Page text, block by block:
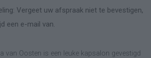
Vergeet uw afspraak niet te bevestigen,
een e-mail van.
van Oosten is een leuke kapsalon gevestigd